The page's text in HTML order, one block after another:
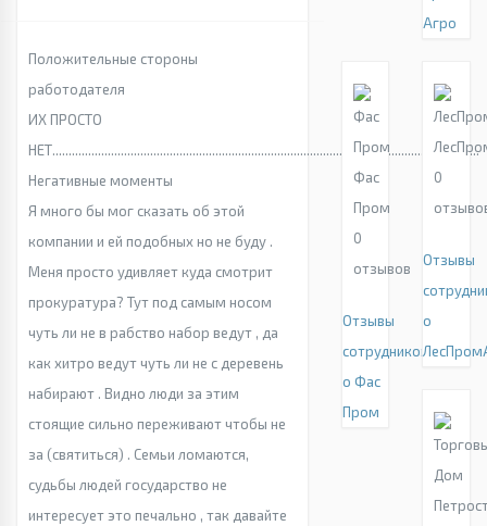
Положительные стороны
работодателя
ИХ ПРОСТО
НЕТ...................................................................................................................................
Негативные моменты
Я много бы мог сказать об этой
компании и ей подобных но не буду .
Меня просто удивляет куда смотрит
прокуратура? Тут под самым носом
чуть ли не в рабство набор ведут , да
как хитро ведут чуть ли не с деревень
набирают . Видно люди за этим
стоящие сильно переживают чтобы не
за (святиться) . Семьи ломаются,
судьбы людей государство не
интересует это печально , так давайте
Агро
Фас
Пром
0
отзывов
Отзывы
сотрудников
о Фас
Пром
0
Отзывы
о